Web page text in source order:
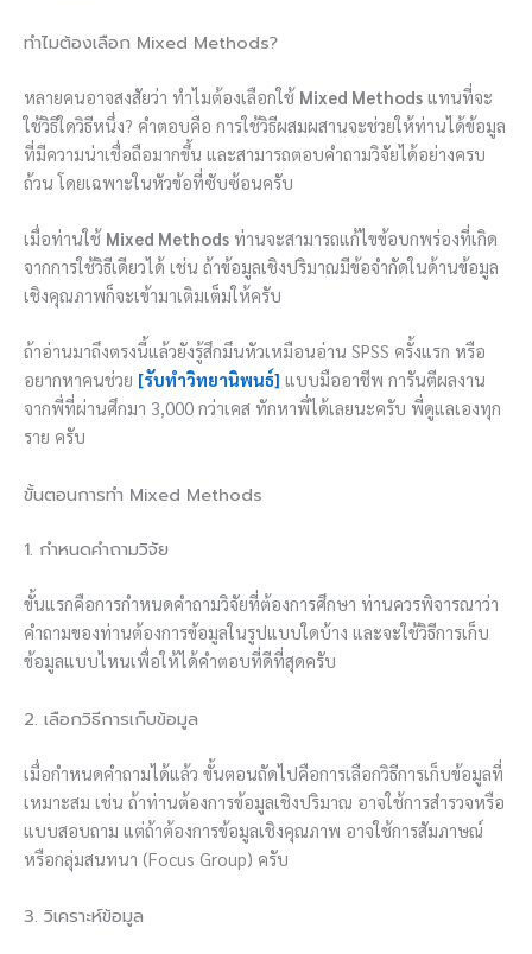
ทำไมต้องเลือก Mixed Methods?
หลายคนอาจสงสัยว่า ทำไมต้องเลือกใช้ Mixed Methods แทนที่จะ
ใช้วิธีใดวิธีหนึ่ง? คำตอบคือ การใช้วิธีผสมผสานจะช่วยให้ท่านได้ข้อมูล
ที่มีความน่าเชื่อถือมากขึ้น และสามารถตอบคำถามวิจัยได้อย่างครบ
ถ้วน โดยเฉพาะในหัวข้อที่ซับซ้อนครับ
เมื่อท่านใช้ Mixed Methods ท่านจะสามารถแก้ไขข้อบกพร่องที่เกิด
จากการใช้วิธีเดียวได้ เช่น ถ้าข้อมูลเชิงปริมาณมีข้อจำกัดในด้านข้อมูล
เชิงคุณภาพก็จะเข้ามาเติมเต็มให้ครับ
ถ้าอ่านมาถึงตรงนี้แล้วยังรู้สึกมึนหัวเหมือนอ่าน SPSS ครั้งแรก หรือ
อยากหาคนช่วย [รับทำวิทยานิพนธ์] แบบมืออาชีพ การันตีผลงาน
จากพี่ที่ผ่านศึกมา 3,000 กว่าเคส ทักหาพี่ได้เลยนะครับ พี่ดูแลเองทุก
ราย ครับ
ขั้นตอนการทำ Mixed Methods
1. กำหนดคำถามวิจัย
ขั้นแรกคือการกำหนดคำถามวิจัยที่ต้องการศึกษา ท่านควรพิจารณาว่า
คำถามของท่านต้องการข้อมูลในรูปแบบใดบ้าง และจะใช้วิธีการเก็บ
ข้อมูลแบบไหนเพื่อให้ได้คำตอบที่ดีที่สุดครับ
2. เลือกวิธีการเก็บข้อมูล
เมื่อกำหนดคำถามได้แล้ว ขั้นตอนถัดไปคือการเลือกวิธีการเก็บข้อมูลที่
เหมาะสม เช่น ถ้าท่านต้องการข้อมูลเชิงปริมาณ อาจใช้การสำรวจหรือ
แบบสอบถาม แต่ถ้าต้องการข้อมูลเชิงคุณภาพ อาจใช้การสัมภาษณ์
หรือกลุ่มสนทนา (Focus Group) ครับ
3. วิเคราะห์ข้อมูล